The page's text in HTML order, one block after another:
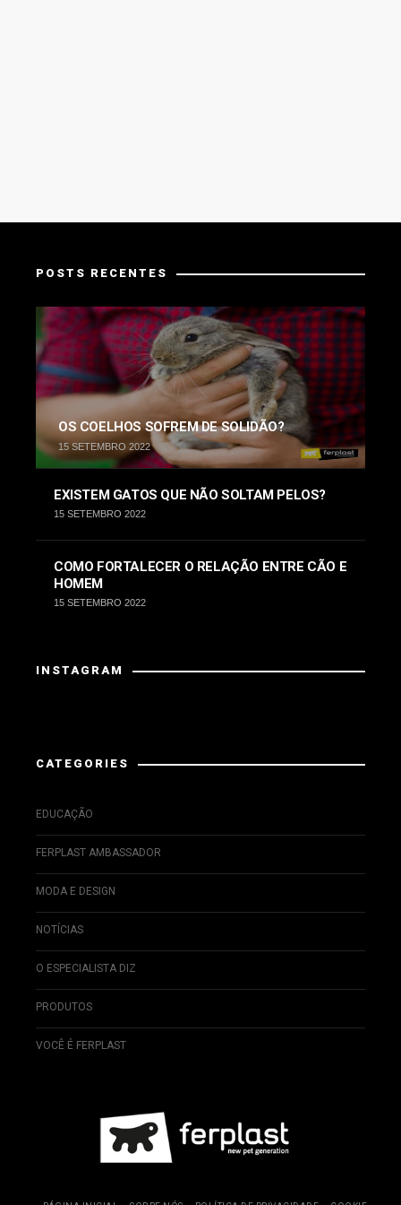
POSTS RECENTES
OS COELHOS SOFREM DE SOLIDÃO?
15 SETEMBRO 2022
EXISTEM GATOS QUE NÃO SOLTAM PELOS?
15 SETEMBRO 2022
COMO FORTALECER O RELAÇÃO ENTRE CÃO E
HOMEM
15 SETEMBRO 2022
INSTAGRAM
CATEGORIES
EDUCAÇÃO
FERPLAST AMBASSADOR
MODA E DESIGN
NOTÍCIAS
O ESPECIALISTA DIZ
PRODUTOS
VOCÊ É FERPLAST